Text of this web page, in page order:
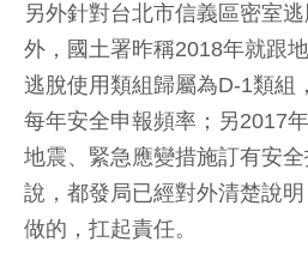
另外針對台北市信義區密室
外，國土署昨稱2018年就跟
逃脫使用類組歸屬為D-1類組
每年安全申報頻率；另2017
地震、緊急應變措施訂有安
說，都發局已經對外清楚說
做的，扛起責任。